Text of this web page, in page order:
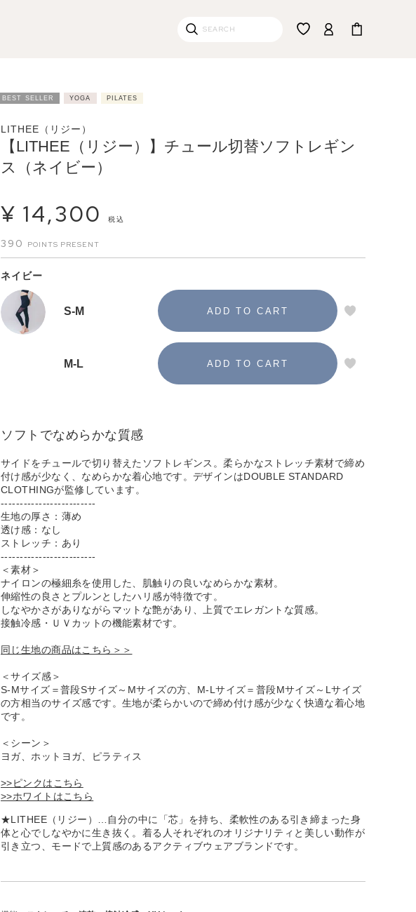
BEST SELLER YOGA PILATES
LITHEE（リジー）
【LITHEE（リジー）】チュール切替ソフトレギン
ス（ネイビー）
¥ 14,300 税込
390
ネイビー
S-M
M-L
ソフトでなめらかな質感
サイドをチュールで切り替えたソフトレギンス。柔らかなストレッチ素材で締め
付け感が少なく、なめらかな着心地です。デザインはDOUBLE STANDARD
CLOTHINGが監修しています。
-------------------------
生地の厚さ：薄め
透け感：なし
ストレッチ：あり
-------------------------
＜素材＞
ナイロンの極細糸を使用した、肌触りの良いなめらかな素材。
伸縮性の良さとプルンとしたハリ感が特徴です。
しなやかさがありながらマットな艶があり、上質でエレガントな質感。
接触冷感・ＵＶカットの機能素材です。
同じ生地の商品はこちら＞＞
＜サイズ感＞
S-Mサイズ＝普段Sサイズ～Mサイズの方、M-Lサイズ＝普段Mサイズ～Lサイズ
の方相当のサイズ感です。生地が柔らかいので締め付け感が少なく快適な着心地
です。
＜シーン＞
ヨガ、ホットヨガ、ピラティス
>>ピンクはこちら
>>ホワイトはこちら
★LITHEE（リジー）…自分の中に「芯」を持ち、柔軟性のある引き締まった身
体と心でしなやかに生き抜く。着る人それぞれのオリジナリティと美しい動作が
引き立つ、モードで上質感のあるアクティブウェアブランドです。